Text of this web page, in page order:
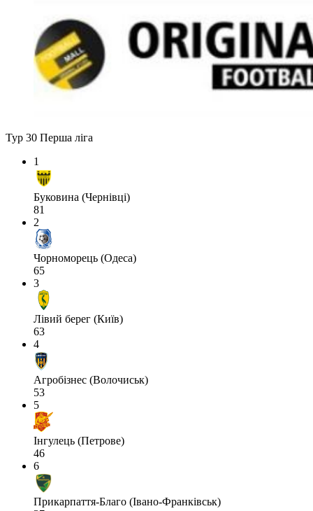
Тур 30 Перша ліга
1
Буковина (Чернівці)
81
2
Чорноморець (Одеса)
65
3
Лівий берег (Київ)
63
4
Агробізнес (Волочиськ)
53
5
Інгулець (Петрове)
46
6
Прикарпаття-Благо (Івано-Франківськ)